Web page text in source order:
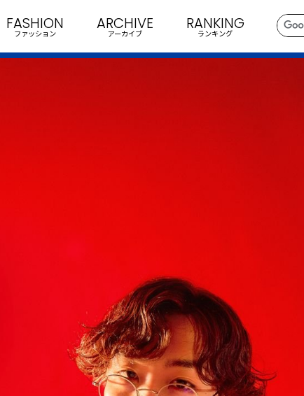
FASHION
ファッション
ARCHIVE
アーカイブ
RANKING
ランキング